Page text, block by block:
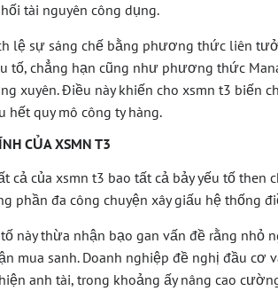
tài nguyên công dụng.
lệ sự sáng chế bằng phương thức liên
tố, chẳng hạn cũng như phương thức
xuyên. Điều này khiến cho xsmn t3 biến
quy mô công ty hàng.
CỦA XSMN T3
cả của xsmn t3 bao tất cả bảy yếu tố then
phần đa công chuyện xây giấu hệ thống
này thừa nhận bạo gan vấn đề rằng
mua sanh. Doanh nghiệp đề nghị đầu
anh tài, trong khoảng ấy nâng cao